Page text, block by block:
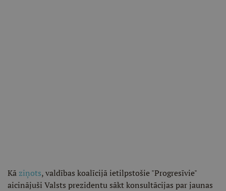
Kā ziņots, valdības koalīcijā ietilpstošie "Progresīvie"
aicinājuši Valsts prezidentu sākt konsultācijas par jaunas